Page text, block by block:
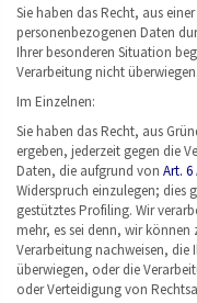
Sie haben das Recht, aus
personenbezogenen Daten
Ihrer besonderen Situation
Verarbeitung nicht überwiegen.
Im Einzelnen:
Sie haben das Recht, aus
ergeben, jederzeit gegen die
Daten, die aufgrund von Art. 6
Widerspruch einzulegen; dies
gestütztes Profiling. Wir
mehr, es sei denn, wir
Verarbeitung nachweisen, die
überwiegen, oder die
oder Verteidigung von